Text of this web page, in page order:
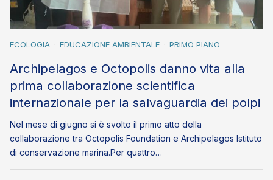
ECOLOGIA EDUCAZIONE AMBIENTALE PRIMO PIANO
Archipelagos e Octopolis danno vita alla
prima collaborazione scientifica
internazionale per la salvaguardia dei polpi
Nel mese di giugno si è svolto il primo atto della
collaborazione tra Octopolis Foundation e Archipelagos Istituto
di conservazione marina.Per quattro…